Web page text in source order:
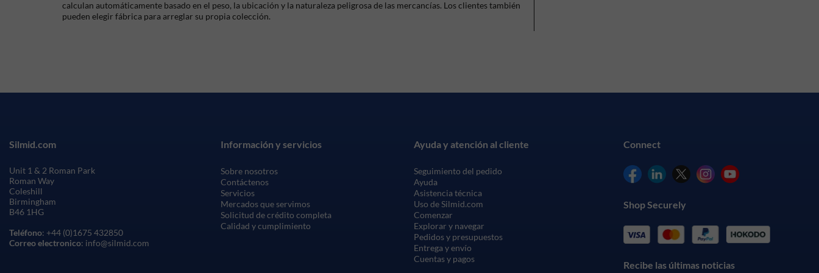
calculan automáticamente basado en el peso, la ubicación y la naturaleza peligrosa de las mercancías. Los clientes también
pueden elegir fábrica para arreglar su propia colección.
Información y servicios
Sobre nosotros
Contáctenos
Servicios
Mercados que servimos
Solicitud de crédito completa
Calidad y cumplimiento
Ayuda y atención al cliente
Seguimiento del pedido
Ayuda
Asistencia técnica
Uso de Silmid.com
Comenzar
Explorar y navegar
Pedidos y presupuestos
Entrega y envío
Cuentas y pagos
Connect
Shop Securely
Recibe las últimas noticias
Silmid.com
Unit 1 & 2 Roman Park
Roman Way
Coleshill
Birmingham
B46 1HG
Teléfono: +44 (0)1675 432850
Correo electronico: info@silmid.com